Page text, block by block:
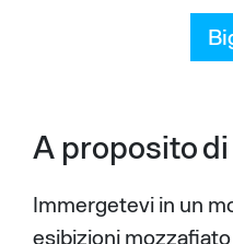
A proposito
Immergetevi in un
esibizioni